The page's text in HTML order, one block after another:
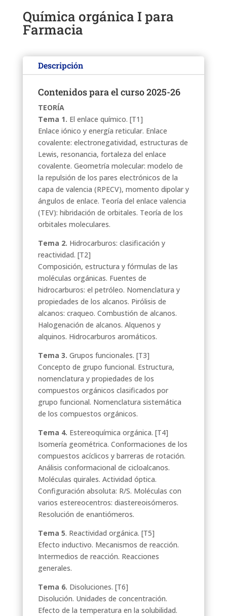
Química orgánica I para
Farmacia
Descripción
Contenidos para el curso 2025-26
TEORÍA
Tema 1. El enlace químico. [T1]
Enlace iónico y energía reticular. Enlace
covalente: electronegatividad, estructuras de
Lewis, resonancia, fortaleza del enlace
covalente. Geometría molecular: modelo de
la repulsión de los pares electrónicos de la
capa de valencia (RPECV), momento dipolar y
ángulos de enlace. Teoría del enlace valencia
(TEV): hibridación de orbitales. Teoría de los
orbitales moleculares.
Tema 2. Hidrocarburos: clasificación y
reactividad. [T2]
Composición, estructura y fórmulas de las
moléculas orgánicas. Fuentes de
hidrocarburos: el petróleo. Nomenclatura y
propiedades de los alcanos. Pirólisis de
alcanos: craqueo. Combustión de alcanos.
Halogenación de alcanos. Alquenos y
alquinos. Hidrocarburos aromáticos.
Tema 3. Grupos funcionales. [T3]
Concepto de grupo funcional. Estructura,
nomenclatura y propiedades de los
compuestos orgánicos clasificados por
grupo funcional. Nomenclatura sistemática
de los compuestos orgánicos.
Tema 4. Estereoquímica orgánica. [T4]
Isomería geométrica. Conformaciones de los
compuestos acíclicos y barreras de rotación.
Análisis conformacional de cicloalcanos.
Moléculas quirales. Actividad óptica.
Configuración absoluta: R/S. Moléculas con
varios estereocentros: diastereoisómeros.
Resolución de enantiómeros.
Tema 5. Reactividad orgánica. [T5]
Efecto inductivo. Mecanismos de reacción.
Intermedios de reacción. Reacciones
generales.
Tema 6. Disoluciones. [T6]
Disolución. Unidades de concentración.
Efecto de la temperatura en la solubilidad.